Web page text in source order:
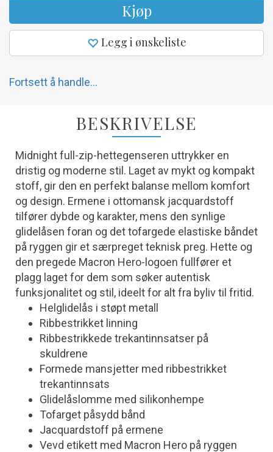
Kjøp
Legg i ønskeliste
Fortsett å handle...
BESKRIVELSE
Midnight full-zip-hettegenseren uttrykker en
dristig og moderne stil. Laget av mykt og kompakt
stoff, gir den en perfekt balanse mellom komfort
og design. Ermene i ottomansk jacquardstoff
tilfører dybde og karakter, mens den synlige
glidelåsen foran og det tofargede elastiske båndet
på ryggen gir et særpreget teknisk preg. Hette og
den pregede Macron Hero-logoen fullfører et
plagg laget for dem som søker autentisk
funksjonalitet og stil, ideelt for alt fra byliv til fritid.
Helglidelås i støpt metall
Ribbestrikket linning
Ribbestrikkede trekantinnsatser på
skuldrene
Formede mansjetter med ribbestrikket
trekantinnsats
Glidelåslomme med silikonhempe
Tofarget påsydd bånd
Jacquardstoff på ermene
Vevd etikett med Macron Hero på ryggen